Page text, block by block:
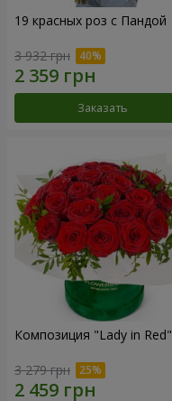
19 красных роз с Пандой
3 932 грн
Заказать
Композиция "Lady in Red"
3 279 грн